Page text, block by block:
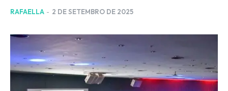
RAFAELLA - 2 DE SETEMBRO DE 2025